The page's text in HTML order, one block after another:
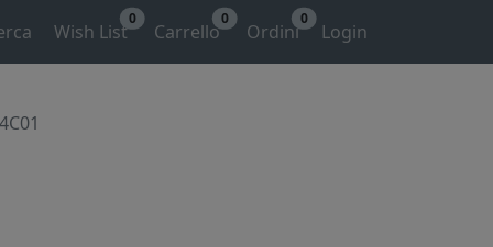
Wish List
0
Carrello
0
Ordini
0
Login